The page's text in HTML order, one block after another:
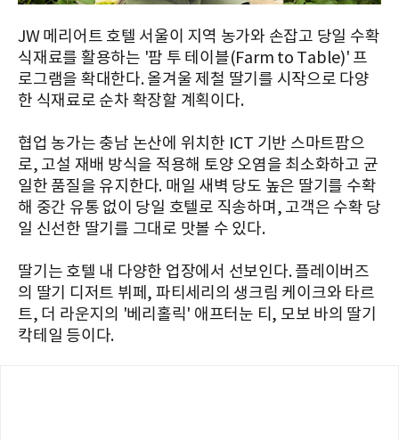
JW 메리어트 호텔 서울이 지역 농가와 손잡고 당일 수확
식재료를 활용하는 '팜 투 테이블(Farm to Table)' 프
로그램을 확대한다. 올겨울 제철 딸기를 시작으로 다양
한 식재료로 순차 확장할 계획이다.
협업 농가는 충남 논산에 위치한 ICT 기반 스마트팜으
로, 고설 재배 방식을 적용해 토양 오염을 최소화하고 균
일한 품질을 유지한다. 매일 새벽 당도 높은 딸기를 수확
해 중간 유통 없이 당일 호텔로 직송하며, 고객은 수확 당
일 신선한 딸기를 그대로 맛볼 수 있다.
딸기는 호텔 내 다양한 업장에서 선보인다. 플레이버즈
의 딸기 디저트 뷔페, 파티세리의 생크림 케이크와 타르
트, 더 라운지의 '베리홀릭' 애프터눈 티, 모보 바의 딸기
칵테일 등이다.